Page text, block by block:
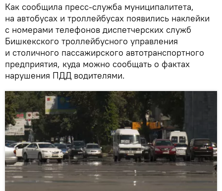
Как сообщила пресс-служба муниципалитета,
на автобусах и троллейбусах появились наклейки
с номерами телефонов диспетчерских служб
Бишкекского троллейбусного управления
и столичного пассажирского автотранспортного
предприятия, куда можно сообщать о фактах
нарушения ПДД водителями.